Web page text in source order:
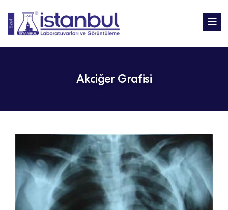
Akciğer Grafisi